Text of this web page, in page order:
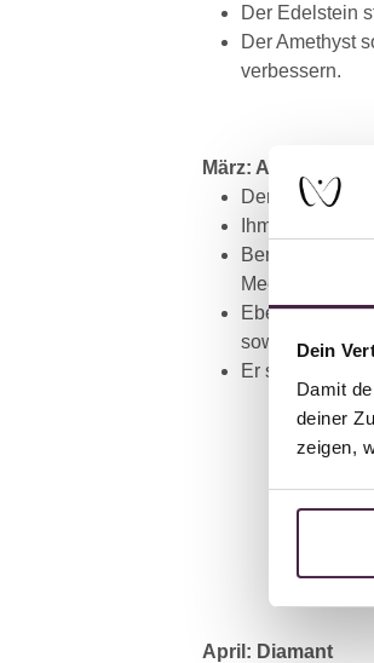
Dein
Damit
deiner
zeigen,
Der Edelstein
Der Amethyst
verbessern.
März: Aquamarin
Der
Ihm wird eine
Benannt nach
Meeres
Ebenso steht
sowie beim
Er soll die
April: Diamant